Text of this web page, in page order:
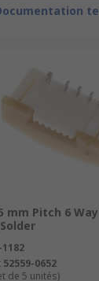
mm Pitch 6
1182
52559-0652
de 5 unités)